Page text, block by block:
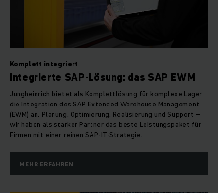
Komplett integriert
Integrierte SAP-Lösung: das SAP EWM
Jungheinrich bietet als Komplettlösung für komplexe Lager
die Integration des SAP Extended Warehouse Management
(EWM) an. Planung, Optimierung, Realisierung und Support –
wir haben als starker Partner das beste Leistungspaket für
Firmen mit einer reinen SAP-IT-Strategie.
MEHR ERFAHREN